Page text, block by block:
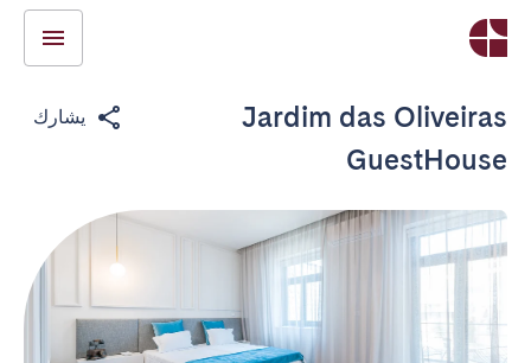
Jardim das Oliveiras
GuestHouse
يشارك